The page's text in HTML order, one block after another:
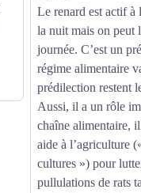
Le renard est actif à
la nuit mais on peut
journée. C’est un
régime alimentaire
prédilection restent
Aussi, il a un rôle
chaîne alimentaire,
aide à l’agriculture
cultures ») pour
pullulations de rats